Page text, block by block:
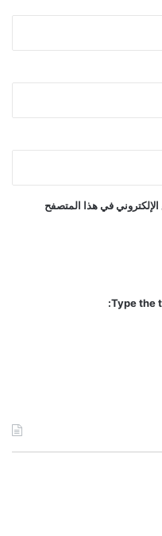
في هذا المتصفح
Type the